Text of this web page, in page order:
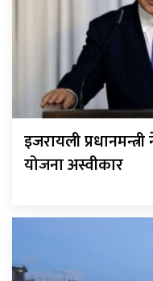
इजरायली प्रधानमन्त्री
योजना अस्वीकार